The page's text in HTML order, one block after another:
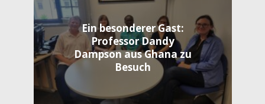
Ein besonderer Gast:
Professor Dandy
Dampson aus Ghana zu
Besuch